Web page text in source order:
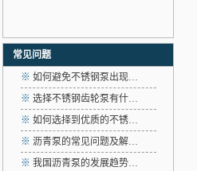
常见问题
※ 如何避免不锈钢泵出现…
※ 选择不锈钢齿轮泵有什…
※ 如何选择到优质的不锈…
※ 沥青泵的常见问题及解…
※ 我国沥青泵的发展趋势…